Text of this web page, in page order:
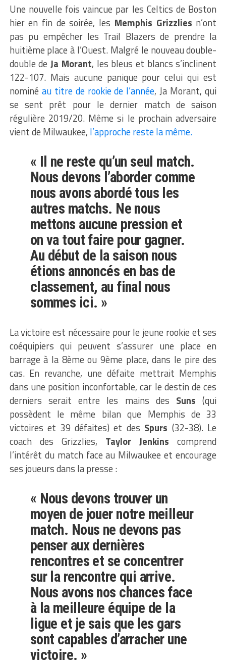
Une nouvelle fois vaincue par les Celtics de Boston
hier en fin de soirée, les Memphis Grizzlies n’ont
pas pu empêcher les Trail Blazers de prendre la
huitième place à l’Ouest. Malgré le nouveau double-
double deJa Morant, les bleus et blancs s’inclinent
122-107. Mais aucune panique pour celui qui est
nominé au titre de rookie de l’année, Ja Morant, qui
se sent prêt pour le dernier match de saison
régulière 2019/20. Même si le prochain adversaire
vient de Milwaukee, l’approche reste la même.
« Il ne reste qu’un seul match.
Nous devons l’aborder comme
nous avons abordé tous les
autres matchs. Ne nous
mettons aucune pression et
on va tout faire pour gagner.
Au début de la saison nous
étions annoncés en bas de
classement, au final nous
sommes ici. »
La victoire est nécessaire pour le jeune rookie et ses
coéquipiers qui peuvent s’assurer une place en
barrage à la 8ème ou 9ème place, dans le pire des
cas. En revanche, une défaite mettrait Memphis
dans une position inconfortable, car le destin de ces
derniers serait entre les mains des Suns (qui
possèdent le même bilan que Memphis de 33
victoires et 39 défaites) et des Spurs (32-38). Le
coach des Grizzlies, Taylor Jenkins comprend
l’intérêt du match face au Milwaukee et encourage
ses joueurs dans la presse :
« Nous devons trouver un
moyen de jouer notre meilleur
match. Nous ne devons pas
penser aux dernières
rencontres et se concentrer
sur la rencontre qui arrive.
Nous avons nos chances face
à la meilleure équipe de la
ligue et je sais que les gars
sont capables d’arracher une
victoire. »